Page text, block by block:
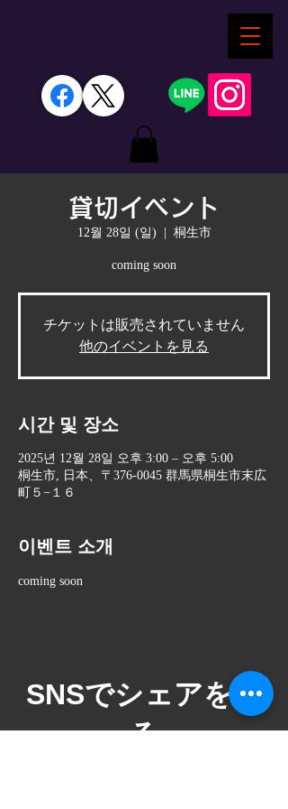
貸切イベント
12월 28일 (일)
  |
桐生市
coming soon
チケットは販売されていません
他のイベントを見る
시간 및 장소
2025년 12월 28일 오후 3:00 – 오후 5:00
桐生市, 日本、〒376-0045 群馬県桐生市末広
町５−１６
이벤트 소개
coming soon
​SNSでシェアをす
る